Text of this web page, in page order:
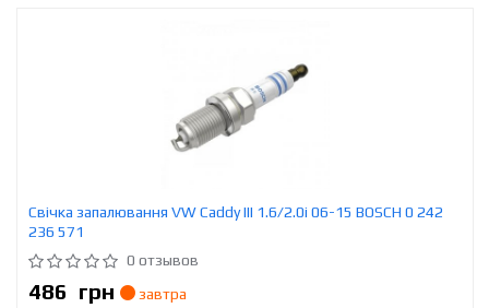
Свічка запалювання VW Caddy III 1.6/2.0i 06-15 BOSCH 0 242
236 571
0 отзывов
486 грн
завтра